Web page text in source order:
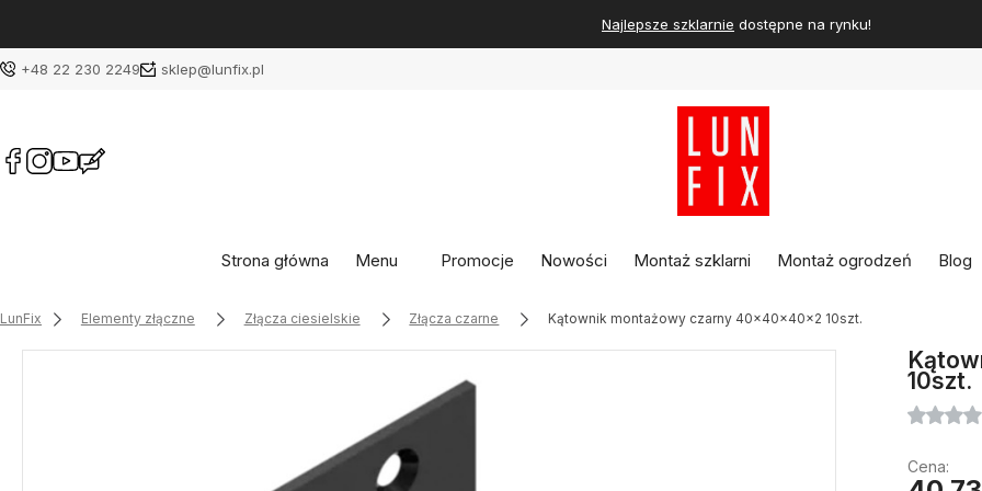
Najlepsze szklarnie dostępne na rynku!
+48 22 230 2249 sklep@lunfix.pl
Strona główna Menu Promocje Nowości Montaż szklarni Montaż ogrodzeń Blog
LunFix Elementy złączne Złącza ciesielskie Złącza czarne Kątownik montażowy czarny 40x40x40x2 10szt.
10szt.
Cena: